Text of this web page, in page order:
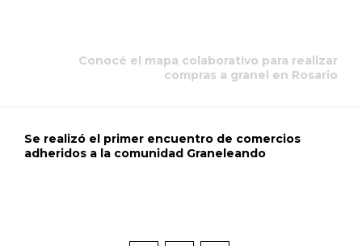
Conocé el mapa colaborativo para realizar
compras a granel en Rosario
Se realizó el primer encuentro de comercios
adheridos a la comunidad Graneleando